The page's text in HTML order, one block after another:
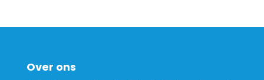
Over ons